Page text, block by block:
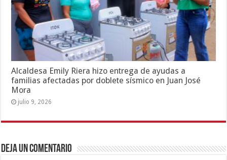
Alcaldesa Emily Riera hizo entrega de ayudas a
familias afectadas por doblete sísmico en Juan José
Mora
julio 9, 2026
Deja un comentario